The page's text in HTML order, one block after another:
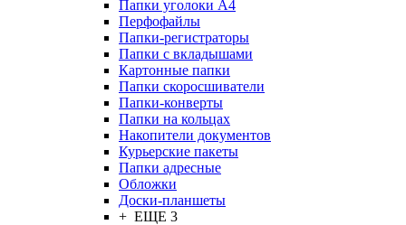
Папки уголоки А4
Перфофайлы
Папки-регистраторы
Папки с вкладышами
Картонные папки
Папки скоросшиватели
Папки-конверты
Папки на кольцах
Накопители документов
Курьерские пакеты
Папки адресные
Обложки
Доски-планшеты
+ ЕЩЕ 3